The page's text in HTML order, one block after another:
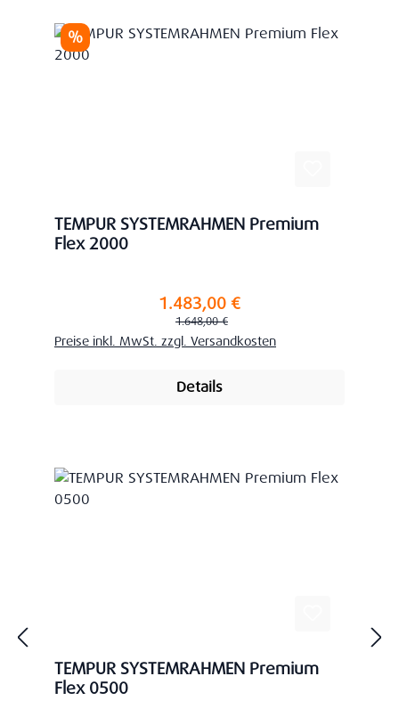
Rabatt
%
TEMPUR SYSTEMRAHMEN Premium
Flex 2000
Verkaufspreis:1.483,00 €
Regulärer Preis:
1.648,00 €
Preise inkl. MwSt. zzgl. Versandkosten
Details
TEMPUR SYSTEMRAHMEN Premium
Flex 0500